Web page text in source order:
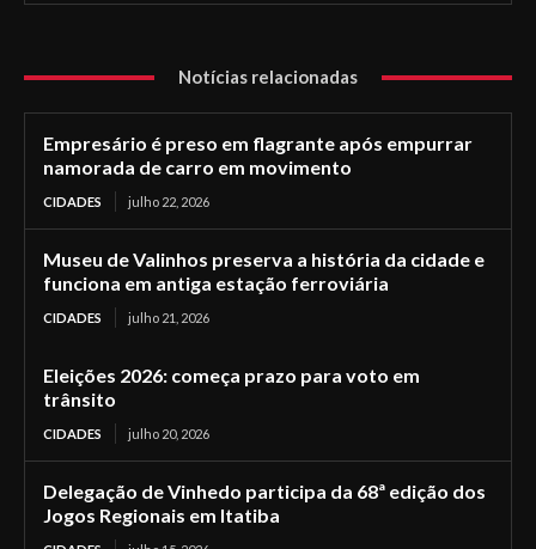
Notícias relacionadas
Empresário é preso em flagrante após empurrar
namorada de carro em movimento
CIDADES julho 22, 2026
Museu de Valinhos preserva a história da cidade e
funciona em antiga estação ferroviária
CIDADES julho 21, 2026
Eleições 2026: começa prazo para voto em
trânsito
CIDADES julho 20, 2026
Delegação de Vinhedo participa da 68ª edição dos
Jogos Regionais em Itatiba